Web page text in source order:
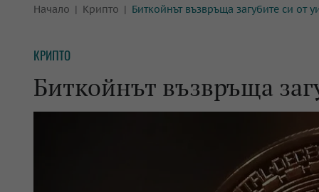
БОРСИ
КРИПТО
БАНКИ
ПАРИТЕ
ИМОТИ
Начало Крипто Биткойнът възвръща загубите си от
КРИПТО
Биткойнът възвръща